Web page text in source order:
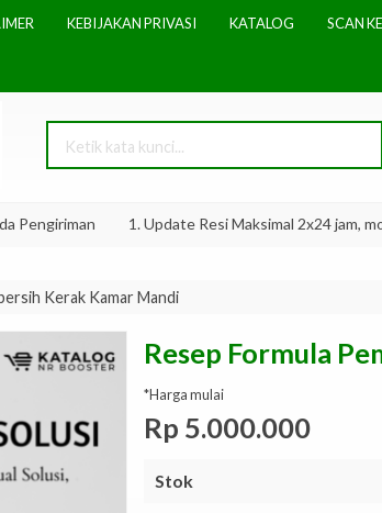
KEBIJAKAN PRIVASI KATALOG SCAN
1. Update Resi Maksimal 2x24 jam, mohon
Kerak Kamar Mandi
Resep Formula
*Harga mulai
Rp 5.000.000
Stok